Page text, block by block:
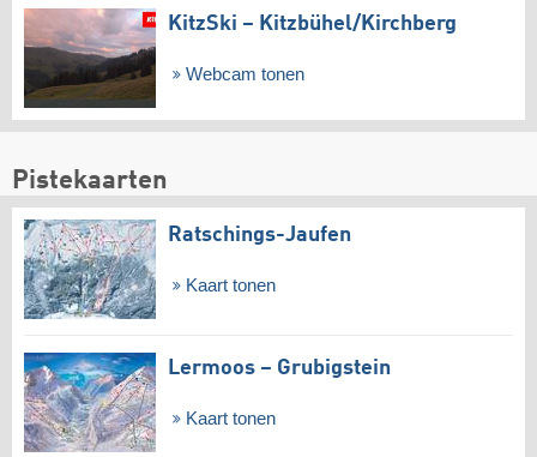
KitzSki – Kitzbühel/​Kirchberg
Webcam tonen
Pistekaarten
Ratschings-Jaufen
Kaart tonen
Lermoos – Grubigstein
Kaart tonen